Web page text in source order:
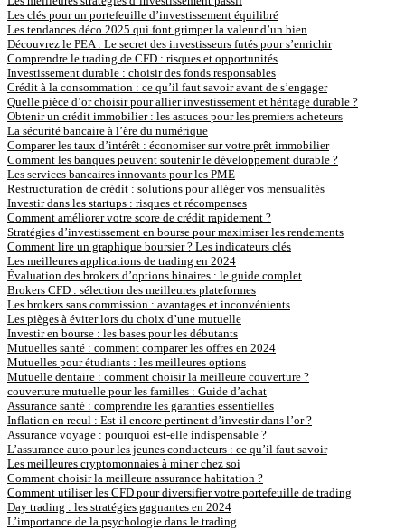
Les clés pour un portefeuille d’investissement équilibré
Les tendances déco 2025 qui font grimper la valeur d’un bien
Découvrez le PEA : Le secret des investisseurs futés pour s’enrichir
Comprendre le trading de CFD : risques et opportunités
Investissement durable : choisir des fonds responsables
Crédit à la consommation : ce qu’il faut savoir avant de s’engager
Quelle pièce d’or choisir pour allier investissement et héritage durable ?
Obtenir un crédit immobilier : les astuces pour les premiers acheteurs
La sécurité bancaire à l’ère du numérique
Comparer les taux d’intérêt : économiser sur votre prêt immobilier
Comment les banques peuvent soutenir le développement durable ?
Les services bancaires innovants pour les PME
Restructuration de crédit : solutions pour alléger vos mensualités
Investir dans les startups : risques et récompenses
Comment améliorer votre score de crédit rapidement ?
Stratégies d’investissement en bourse pour maximiser les rendements
Comment lire un graphique boursier ? Les indicateurs clés
Les meilleures applications de trading en 2024
Évaluation des brokers d’options binaires : le guide complet
Brokers CFD : sélection des meilleures plateformes
Les brokers sans commission : avantages et inconvénients
Les pièges à éviter lors du choix d’une mutuelle
Investir en bourse : les bases pour les débutants
Mutuelles santé : comment comparer les offres en 2024
Mutuelles pour étudiants : les meilleures options
Mutuelle dentaire : comment choisir la meilleure couverture ?
couverture mutuelle pour les familles : Guide d’achat
Assurance santé : comprendre les garanties essentielles
Inflation en recul : Est-il encore pertinent d’investir dans l’or ?
Assurance voyage : pourquoi est-elle indispensable ?
L’assurance auto pour les jeunes conducteurs : ce qu’il faut savoir
Les meilleures cryptomonnaies à miner chez soi
Comment choisir la meilleure assurance habitation ?
Comment utiliser les CFD pour diversifier votre portefeuille de trading
Day trading : les stratégies gagnantes en 2024
L’importance de la psychologie dans le trading